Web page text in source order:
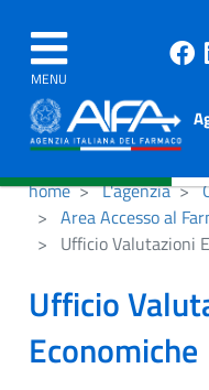
MENU
home L'agenzia
Area Accesso al
Ufficio Valutazioni
Ufficio
Economiche